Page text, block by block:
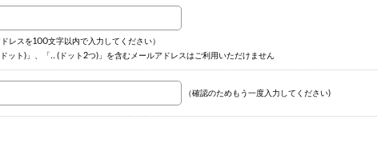
howship.aspx
shop/pages/return.aspx
レスを100文字以内で入力してください）
ット)」、「.. (ドット2つ)」を含むメールアドレスはご利用いただけません
（確認のためもう一度入力してください)